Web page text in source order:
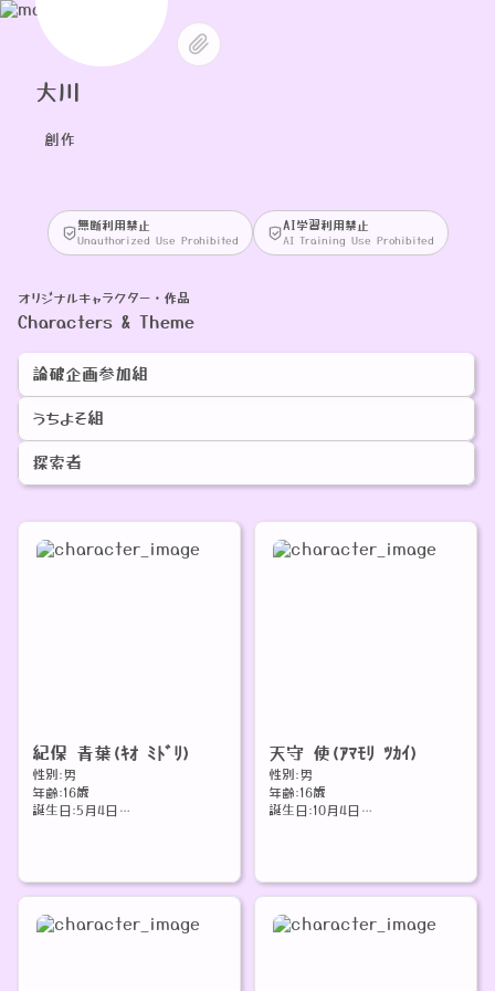
大川
創作
無断利用禁止
Unauthorized Use Prohibited
AI学習利用禁止
AI Training Use Prohibited
オリジナルキャラクター・作品
Characters & Theme
論破企画参加組
うちよそ組
探索者
紀保 青葉(ｷｵ ﾐﾄﾞﾘ)
性別:男
年齢:16歳
誕生日:5月4日
胸囲:85cm
一人称:俺
二人称:君、名前呼び捨て
天守 使(ｱﾏﾓﾘ ﾂｶｲ)
性別:男
年齢:16歳
誕生日:10月4日
胸囲:76cm
一人称:ボク
二人称:キミ、名前+サン